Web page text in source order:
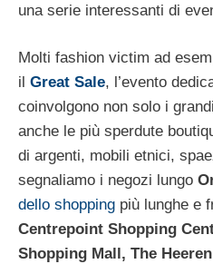
una serie interessanti di
Molti fashion victim ad
il Great Sale, l’evento
coinvolgono non solo i
anche le più sperdute
di argenti, mobili etnici,
segnaliamo i negozi lungo
dello shopping più lunghe e
Centrepoint Shopping
Shopping Mall, The